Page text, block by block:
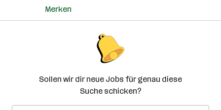
Merken
Sollen wir dir neue Jobs für genau diese
Suche schicken?